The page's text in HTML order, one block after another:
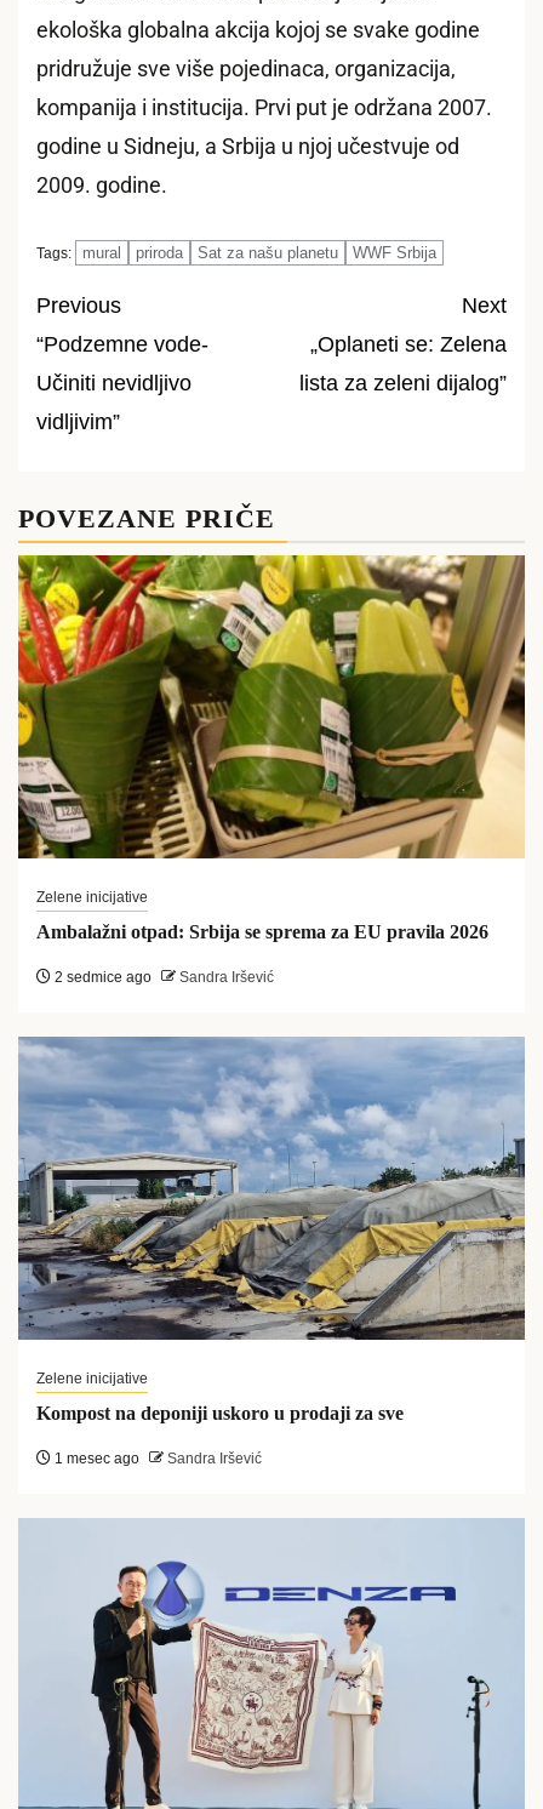
ekološka globalna akcija kojoj se svake godine
pridružuje sve više pojedinaca, organizacija,
kompanija i institucija. Prvi put je održana 2007.
godine u Sidneju, a Srbija u njoj učestvuje od
2009. godine.
Tags: mural priroda Sat za našu planetu WWF Srbija
Post
navigation
Previous
“Podzemne vode-
Učiniti nevidljivo
vidljivim”
Next
„Oplaneti se: Zelena
lista za zeleni dijalog”
POVEZANE PRIČE
Zelene inicijative
Ambalažni otpad: Srbija se sprema za EU pravila 2026
2 sedmice ago Sandra Iršević
Zelene inicijative
Kompost na deponiji uskoro u prodaji za sve
1 mesec ago Sandra Iršević